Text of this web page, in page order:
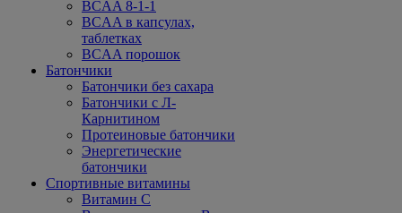
BCAA 8-1-1
BCAA в капсулах,
таблетках
BCAA порошок
Батончики
Батончики без сахара
Батончики с Л-
Карнитином
Протеиновые батончики
Энергетические
батончики
Спортивные витамины
Витамин С